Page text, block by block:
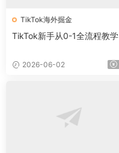
TikTok海外掘金
TikTok新手从0-1全流程教学
2026-06-02